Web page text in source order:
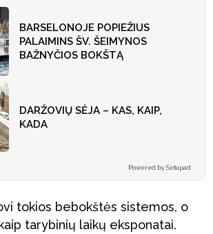
BARSELONOJE POPIEŽIUS
PALAIMINS ŠV. ŠEIMYNOS
BAŽNYČIOS BOKŠTĄ
DARŽOVIŲ SĖJA – KAS, KAIP,
KADA
Powered by Setupad
tokios bebokštės sistemos, o
tarybinių laikų eksponatai.